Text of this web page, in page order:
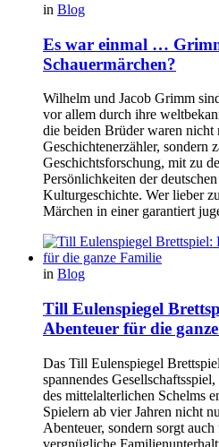
in Blog
Es war einmal …
Schauermärchen?
Wilhelm und Jacob Grimm
vor allem durch ihre
die beiden Brüder waren nicht
Geschichtenerzähler, sondern
Geschichtsforschung, mit zu
Persönlichkeiten der
Kulturgeschichte. Wer lieber
Märchen in einer garantiert
in Blog
Till Eulenspiegel
Abenteuer für die
Das Till Eulenspiegel
spannendes
des mittelalterlichen Schelms
Spielern ab vier Jahren nicht
Abenteuer, sondern sorgt auch
vergnügliche